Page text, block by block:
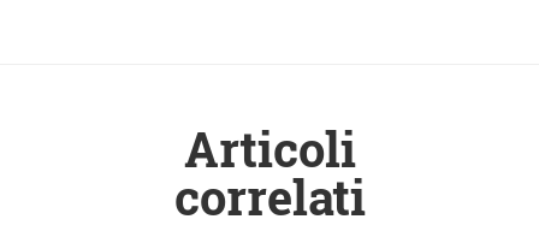
Articoli
correlati